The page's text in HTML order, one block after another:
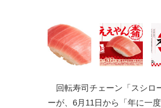
回転寿司チェーン「スシロ
ーが、6月11日から「年に一